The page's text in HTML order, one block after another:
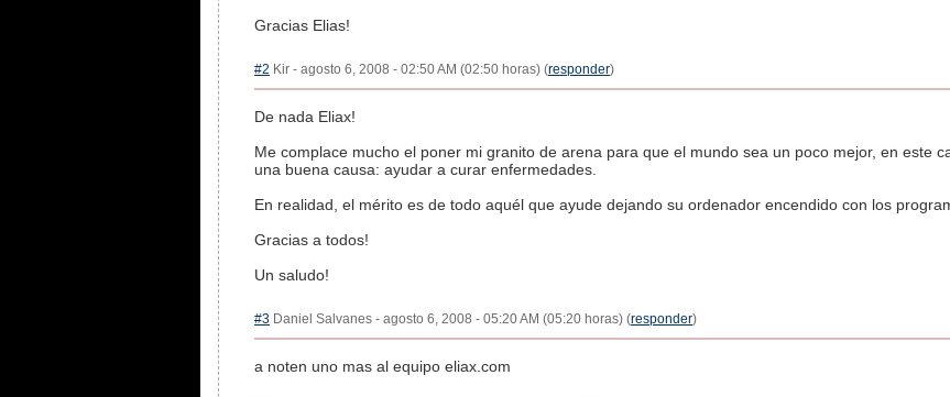
Gracias Elias!
#2 Kir - agosto 6, 2008 - 02:50 AM (02:50 horas) (responder)
De nada Eliax!
Me complace mucho el poner mi granito de arena para que el mundo sea un poco mejor, en este
una buena causa: ayudar a curar enfermedades.
En realidad, el mérito es de todo aquél que ayude dejando su ordenador encendido con los
Gracias a todos!
Un saludo!
#3 Daniel Salvanes - agosto 6, 2008 - 05:20 AM (05:20 horas) (responder)
a noten uno mas al equipo eliax.com